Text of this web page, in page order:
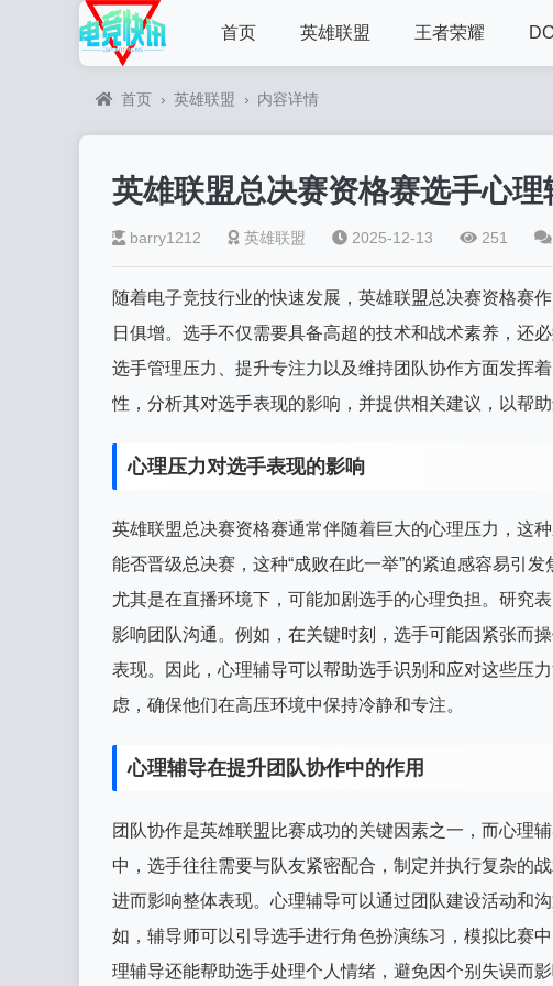
首页 英雄联盟 王者荣耀
首页 › 英雄联盟 › 内容详情
英雄联盟总决赛资格赛选手心理
barry1212 英雄联盟 2025-12-13 251
随着电子竞技行业的快速发展，英雄联盟总决赛资格赛
日俱增。选手不仅需要具备高超的技术和战术素养，还
选手管理压力、提升专注力以及维持团队协作方面发挥
性，分析其对选手表现的影响，并提供相关建议，以帮
心理压力对选手表现的影响
英雄联盟总决赛资格赛通常伴随着巨大的心理压力，这
能否晋级总决赛，这种“成败在此一举”的紧迫感容易引
尤其是在直播环境下，可能加剧选手的心理负担。研究
影响团队沟通。例如，在关键时刻，选手可能因紧张而
表现。因此，心理辅导可以帮助选手识别和应对这些压
虑，确保他们在高压环境中保持冷静和专注。
心理辅导在提升团队协作中的作用
团队协作是英雄联盟比赛成功的关键因素之一，而心理
中，选手往往需要与队友紧密配合，制定并执行复杂的
进而影响整体表现。心理辅导可以通过团队建设活动和
如，辅导师可以引导选手进行角色扮演练习，模拟比赛
理辅导还能帮助选手处理个人情绪，避免因个别失误而